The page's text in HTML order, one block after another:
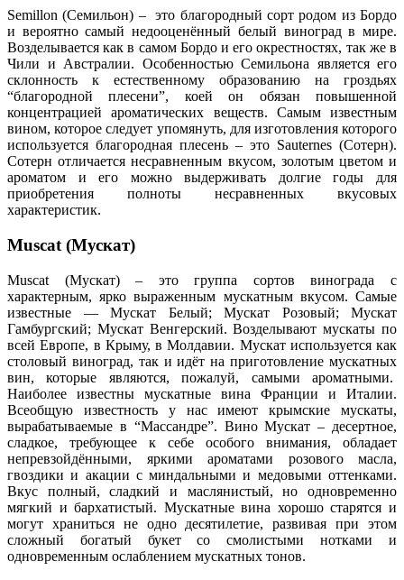
Semillon (Семильон) – это благородный сорт родом из Бордо
и вероятно самый недооценённый белый виноград в мире.
Возделывается как в самом Бордо и его окрестностях, так же в
Чили и Австралии. Особенностью Семильона является его
склонность к естественному образованию на гроздьях
“благородной плесени”, коей он обязан повышенной
концентрацией ароматических веществ. Самым известным
вином, которое следует упомянуть, для изготовления которого
используется благородная плесень – это Sauternes (Сотерн).
Сотерн отличается несравненным вкусом, золотым цветом и
ароматом и его можно выдерживать долгие годы для
приобретения полноты несравненных вкусовых
характеристик.
Muscat (Мускат)
Muscat (Мускат) – это группа сортов винограда с
характерным, ярко выраженным мускатным вкусом. Самые
известные — Мускат Белый; Мускат Розовый; Мускат
Гамбургский; Мускат Венгерский. Возделывают мускаты по
всей Европе, в Крыму, в Молдавии. Мускат используется как
столовый виноград, так и идёт на приготовление мускатных
вин, которые являются, пожалуй, самыми ароматными.
Наиболее известны мускатные вина Франции и Италии.
Всеобщую известность у нас имеют крымские мускаты,
вырабатываемые в “Массандре”. Вино Мускат – десертное,
сладкое, требующее к себе особого внимания, обладает
непревзойдёнными, яркими ароматами розового масла,
гвоздики и акации с миндальными и медовыми оттенками.
Вкус полный, сладкий и маслянистый, но одновременно
мягкий и бархатистый. Мускатные вина хорошо старятся и
могут храниться не одно десятилетие, развивая при этом
сложный богатый букет со смолистыми нотками и
одновременным ослаблением мускатных тонов.